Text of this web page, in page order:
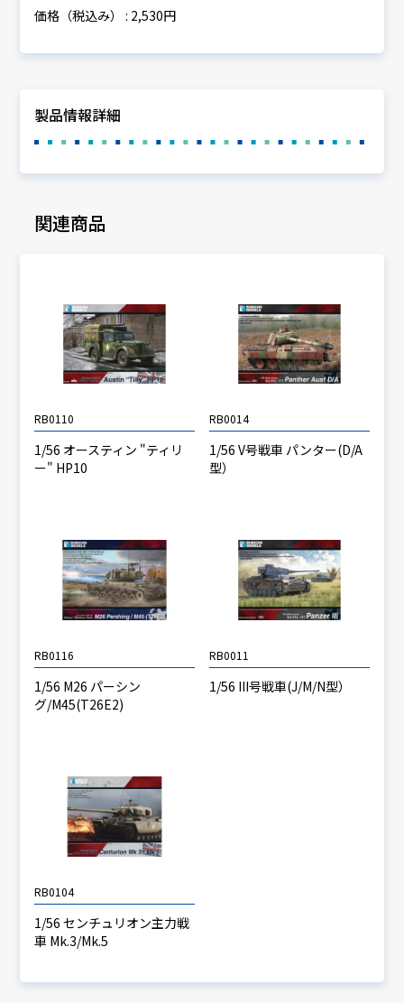
価格（税込み） : 2,530円
製品情報詳細
関連商品
RB0110
1/56 オースティン "ティリ
ー" HP10
RB0014
1/56 V号戦車 パンター(D/A
型）
RB0116
1/56 M26 パーシン
グ/M45(T26E2)
RB0011
1/56 III号戦車(J/M/N型）
RB0104
1/56 センチュリオン主力戦
車 Mk.3/Mk.5